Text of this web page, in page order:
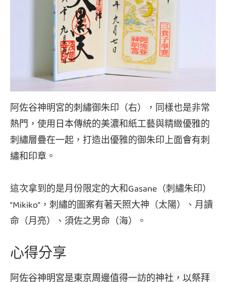
阿佐谷神明宮的刺繡御朱印（右），同樣也是非常
熱門，使用日本傳統的美濃和紙工藝與精緻優雅的
刺繡層疊在一起，打造出優雅的御朱印上面會有刺
繡和印章。
這次拿到的是月份限定的大和Gasane（刺繡朱印）
“Mikiko”，刺繡的圖案有著天照大神（太陽）、月讀
命（月亮）、須佐之男命（海）。
心得分享
阿佐谷神明宮是東京周邊值得一訪的神社，以祭拜